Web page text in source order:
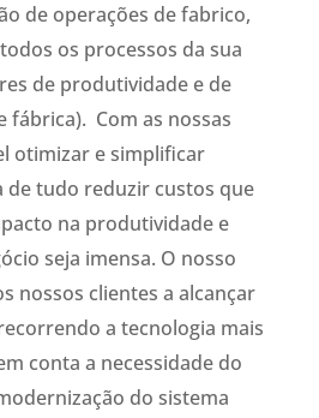
de operações de fabrico,
os processos da sua
de produtividade e de
fábrica). Com as nossas
otimizar e simplificar
de tudo reduzir custos que
na produtividade e
seja imensa. O nosso
nossos clientes a alcançar
a tecnologia mais
conta a necessidade do
do sistema